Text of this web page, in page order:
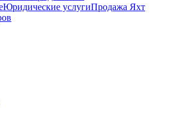
Юридические услугиПродажа Яхт